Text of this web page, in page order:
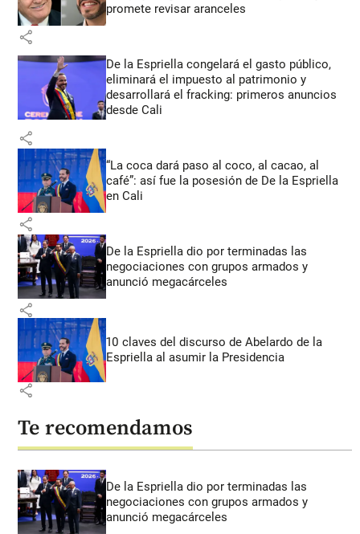
promete revisar aranceles
share
De la Espriella congelará el gasto público,
eliminará el impuesto al patrimonio y
desarrollará el fracking: primeros anuncios
desde Cali
share
“La coca dará paso al coco, al cacao, al
café”: así fue la posesión de De la Espriella
en Cali
share
De la Espriella dio por terminadas las
negociaciones con grupos armados y
anunció megacárceles
share
10 claves del discurso de Abelardo de la
Espriella al asumir la Presidencia
share
Te recomendamos
De la Espriella dio por terminadas las
negociaciones con grupos armados y
anunció megacárceles